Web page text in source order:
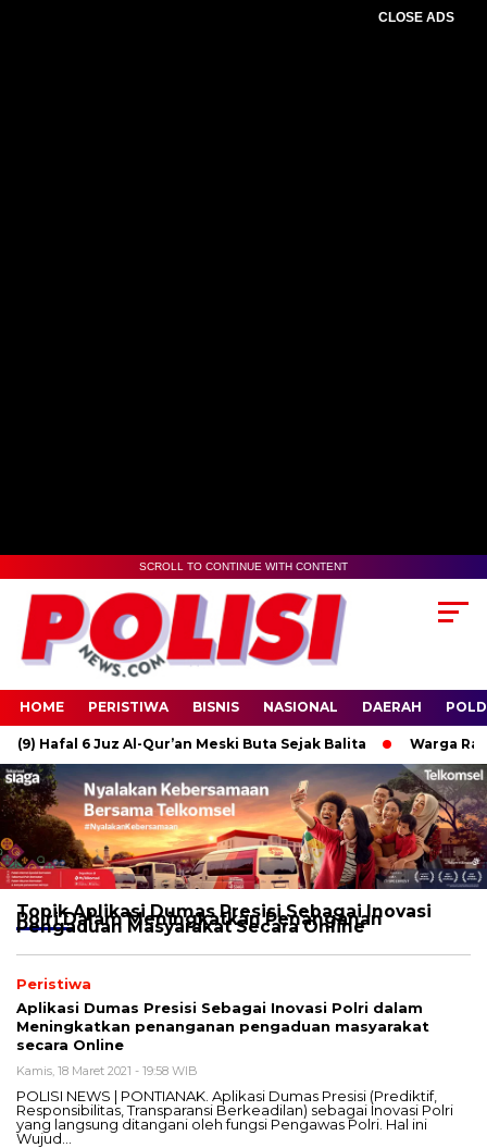
CLOSE ADS
SCROLL TO CONTINUE WITH CONTENT
HOME PERISTIWA BISNIS NASIONAL DAERAH
Hafal 6 Juz Al-Qur’an Meski Buta Sejak Balita Warga
TopikAplikasi Dumas Presisi Sebagai Inovasi
Polri Dalam Meningkatkan Penanganan
Pengaduan Masyarakat Secara Online
Peristiwa
Aplikasi Dumas Presisi Sebagai Inovasi Polri dalam
Meningkatkan penanganan pengaduan masyarakat
secara Online
Kamis, 18 Maret 2021 - 19:58 WIB
POLISI NEWS | PONTIANAK. Aplikasi Dumas Presisi (Prediktif,
Responsibilitas, Transparansi Berkeadilan) sebagai Inovasi Polri
yang langsung ditangani oleh fungsi Pengawas Polri. Hal ini
Wujud…